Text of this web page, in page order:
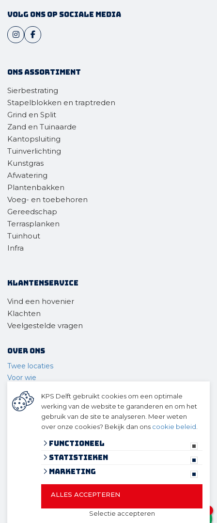
Volg ons op sociale media
Ons assortiment
Sierbestrating
Stapelblokken en traptreden
Grind en Split
Zand en Tuinaarde
Kantopsluiting
Tuinverlichting
Kunstgras
Afwatering
Plantenbakken
Voeg- en toebehoren
Gereedschap
Terrasplanken
Tuinhout
Infra
Klantenservice
Vind een hovenier
Klachten
Veelgestelde vragen
Over ons
Twee locaties
Voor wie
Ons team
Geschiedenis
© 2026 KPS Delft
algemene voorwaarden
volledig geïntegreerd met Troublefree Smart Stone
KPS Delft gebruikt cookies om een optimale
werking van de website te garanderen en om het
gebruik van de site te analyseren. Meer weten
over onze cookies? Bekijk dan ons cookie beleid
Functioneel
Statistieken
Marketing
Selectie accepteren
ALLES ACCEPTEREN